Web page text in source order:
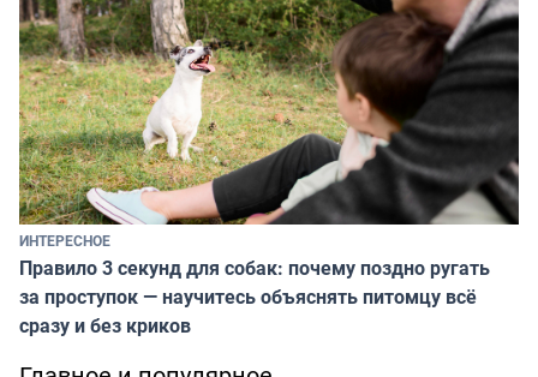
ИНТЕРЕСНОЕ
Правило 3 секунд для собак: почему поздно ругать
за проступок — научитесь объяснять питомцу всё
сразу и без криков